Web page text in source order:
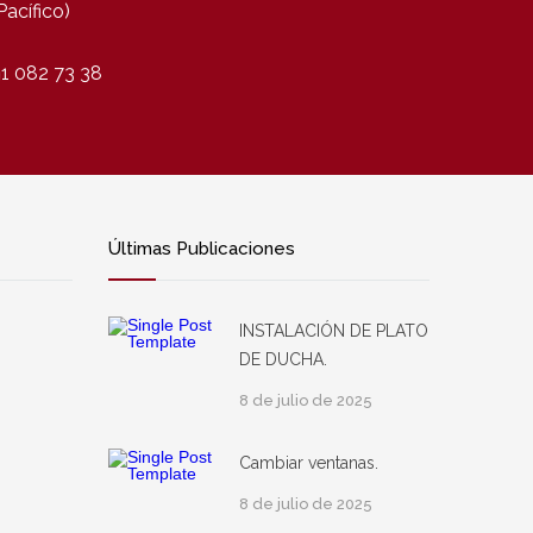
082 73 38
Últimas Publicaciones
INSTALACIÓN DE PLATO
DE DUCHA.
8 de julio de 2025
Cambiar ventanas.
8 de julio de 2025